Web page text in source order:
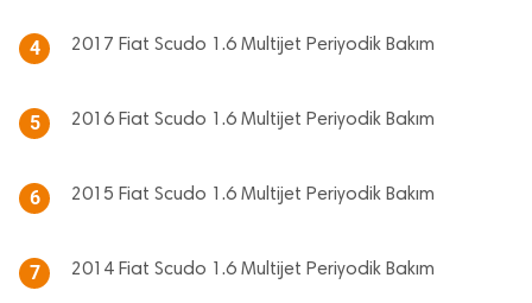
4 2017 Fiat Scudo 1.6 Multijet Periyodik Bakım
5 2016 Fiat Scudo 1.6 Multijet Periyodik Bakım
6 2015 Fiat Scudo 1.6 Multijet Periyodik Bakım
7 2014 Fiat Scudo 1.6 Multijet Periyodik Bakım